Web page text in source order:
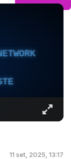
11 set, 2025, 13:17